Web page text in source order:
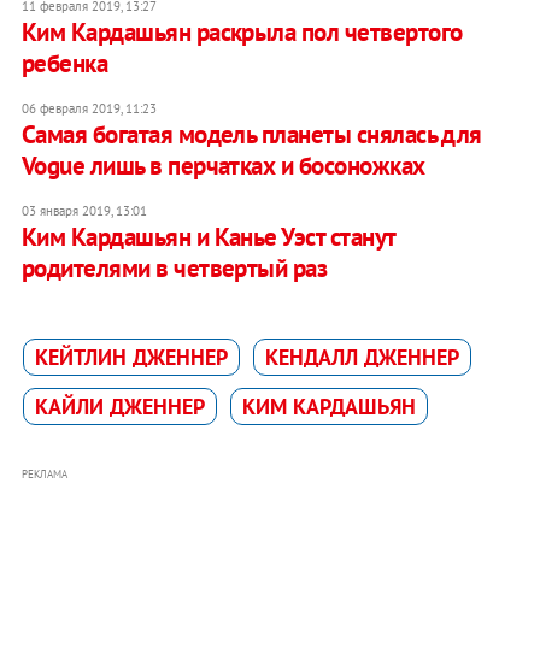
11 февраля 2019, 13:27
Ким Кардашьян раскрыла пол четвертого
ребенка
06 февраля 2019, 11:23
Самая богатая модель планеты снялась для
Vogue лишь в перчатках и босоножках
03 января 2019, 13:01
Ким Кардашьян и Канье Уэст станут
родителями в четвертый раз
КЕЙТЛИН ДЖЕННЕР
КЕНДАЛЛ ДЖЕННЕР
КАЙЛИ ДЖЕННЕР
КИМ КАРДАШЬЯН
РЕКЛАМА